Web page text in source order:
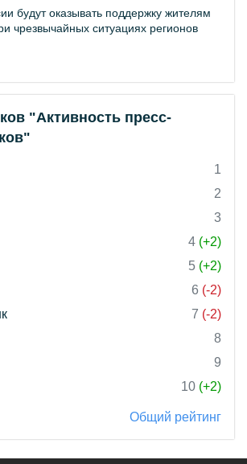
будут оказывать поддержку жителям
чрезвычайных ситуациях регионов
"Активность пресс-
1
2
3
4 (+2)
5 (+2)
6 (-2)
7 (-2)
8
9
10 (+2)
Общий рейтинг